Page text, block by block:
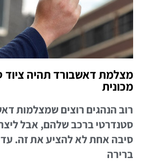
מצלמת דאשבורד תהיה ציוד
מכונית
רוב הנהגים רוצים שמצלמות
סטנדרטי ברכב שלהם, אבל
סיבה אחת לא להציע את זה.
ברירה